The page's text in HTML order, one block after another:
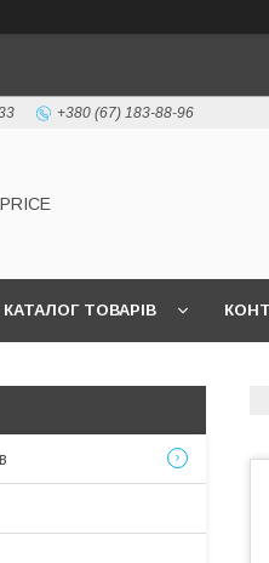
+380 (67) 183-88-96
КАТАЛОГ ТОВАРІВ